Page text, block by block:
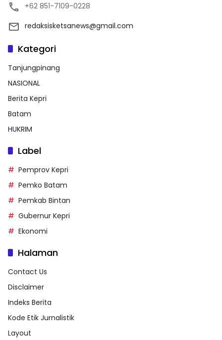
+62 851-7109-0228
redaksisketsanews@gmail.com
Kategori
Tanjungpinang
NASIONAL
Berita Kepri
Batam
HUKRIM
Label
Pemprov Kepri
Pemko Batam
Pemkab Bintan
Gubernur Kepri
Ekonomi
Halaman
Contact Us
Disclaimer
Indeks Berita
Kode Etik Jurnalistik
Layout